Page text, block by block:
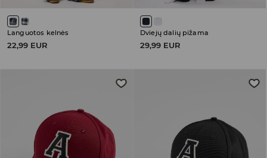
Languotos kelnės
22,99 EUR
Dviejų dalių pižama
29,99 EUR